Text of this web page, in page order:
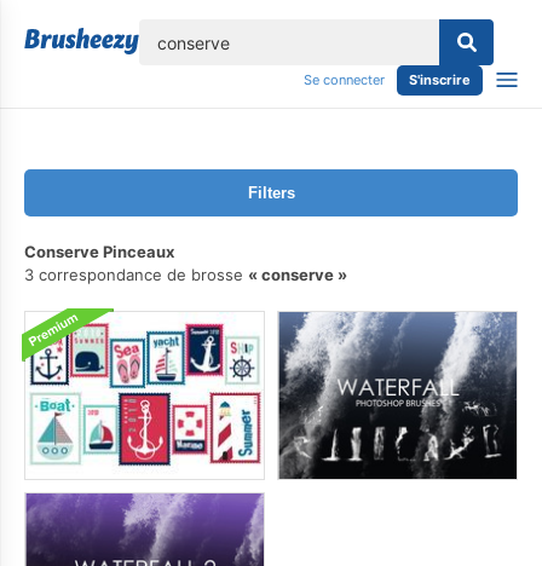
Se connecter S'inscrire
Filters
Conserve Pinceaux
3 correspondance de brosse
conserve